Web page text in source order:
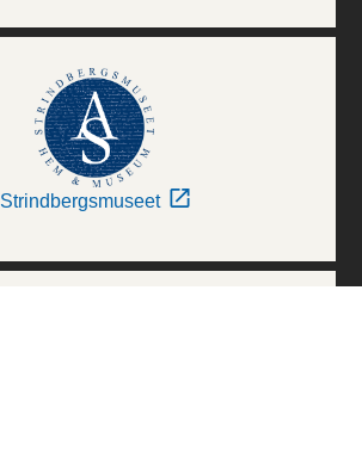
Strindbergsmuseet